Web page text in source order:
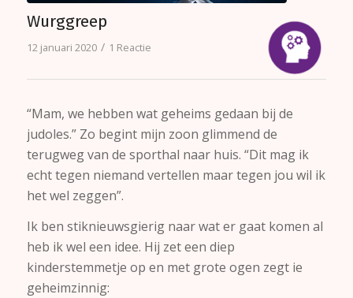
Wurggreep
12 januari 2020 / 1 Reactie
“Mam, we hebben wat geheims gedaan bij de
judoles.” Zo begint mijn zoon glimmend de
terugweg van de sporthal naar huis. “Dit mag ik
echt tegen niemand vertellen maar tegen jou wil ik
het wel zeggen”.
Ik ben stiknieuwsgierig naar wat er gaat komen al
heb ik wel een idee. Hij zet een diep
kinderstemmetje op en met grote ogen zegt ie
geheimzinnig: